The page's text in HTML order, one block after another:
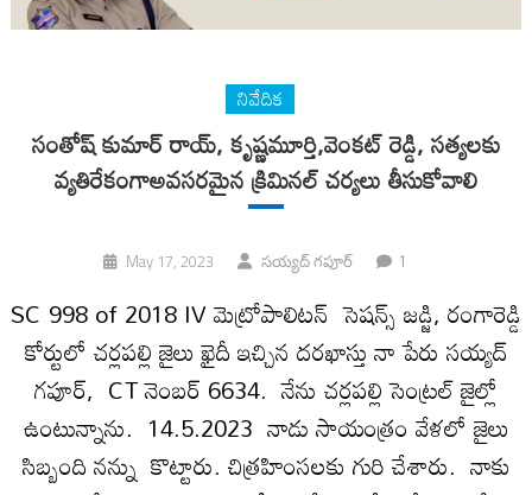
నివేదిక
సంతోష్ కుమార్ రాయ్, కృష్ణమూర్తి,వెంకట్ రెడ్డి, సత్యలకు
వ్యతిరేకంగాఅవసరమైన క్రిమినల్ చర్యలు తీసుకోవాలి
May 17, 2023 సయ్యద్ గపూర్ 1
SC 998 of 2018 IV మెట్రోపాలిటన్ సెషన్స్ జడ్జి, రంగారెడ్డి
కోర్టులో చర్లపల్లి జైలు ఖైదీ ఇచ్చిన దరఖాస్తు నా పేరు సయ్యద్
గపూర్, CT నెంబర్ 6634. నేను చర్లపల్లి సెంట్రల్ జైల్లో
ఉంటున్నాను. 14.5.2023 నాడు సాయంత్రం వేళలో జైలు
సిబ్బంది నన్ను కొట్టారు. చిత్రహింసలకు గురి చేశారు. నాకు